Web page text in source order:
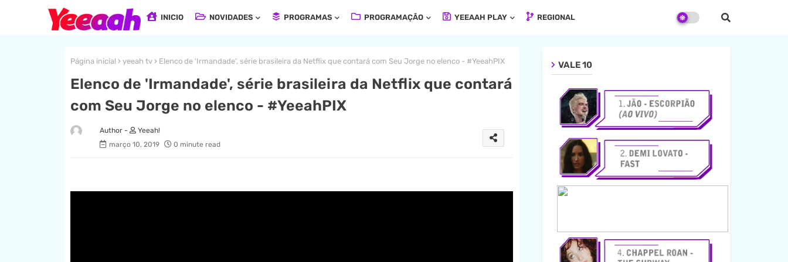
INICIO NOVIDADES PROGRAMAS PROGRAMAÇÃO YEEAAH PLAY REGIONAL
Página inicial yeeah tv Elenco de 'Irmandade', série brasileira da Netflix que contará com Seu Jorge no elenco - #YeeahPIX
Elenco de 'Irmandade', série brasileira da Netflix que contará
com Seu Jorge no elenco - #YeeahPIX
Yeeah!
março 10, 2019
0 minute read
VALE 10